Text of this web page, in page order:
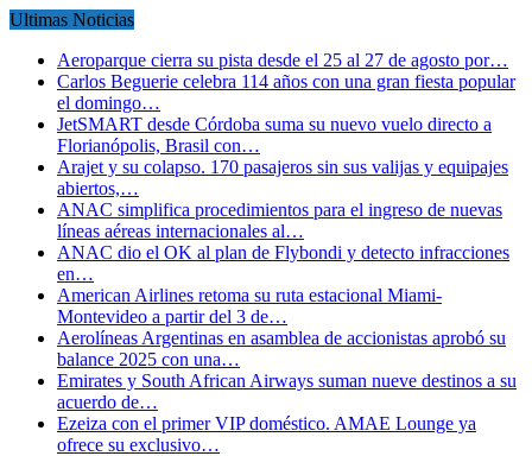
Ultimas Noticias
Aeroparque cierra su pista desde el 25 al 27 de agosto por…
Carlos Beguerie celebra 114 años con una gran fiesta popular
el domingo…
JetSMART desde Córdoba suma su nuevo vuelo directo a
Florianópolis, Brasil con…
Arajet y su colapso. 170 pasajeros sin sus valijas y equipajes
abiertos,…
ANAC simplifica procedimientos para el ingreso de nuevas
líneas aéreas internacionales al…
ANAC dio el OK al plan de Flybondi y detecto infracciones
en…
American Airlines retoma su ruta estacional Miami-
Montevideo a partir del 3 de…
Aerolíneas Argentinas en asamblea de accionistas aprobó su
balance 2025 con una…
Emirates y South African Airways suman nueve destinos a su
acuerdo de…
Ezeiza con el primer VIP doméstico. AMAE Lounge ya
ofrece su exclusivo…